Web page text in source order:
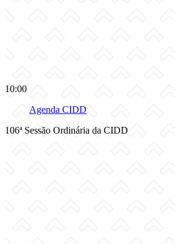
10:00
Agenda CIDD
106ª Sessão Ordinária da CIDD